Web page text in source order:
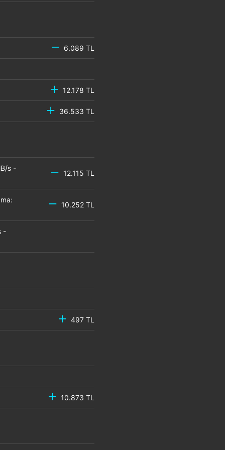
6.089 TL
12.178 TL
36.533 TL
s -
12.115 TL
10.252 TL
-
497 TL
10.873 TL